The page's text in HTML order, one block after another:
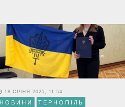
18 СІЧНЯ 2025, 11:54
НОВИНИ ТЕРНОПІЛЬ